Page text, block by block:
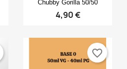
Chubby Gorilla 50/50
4,90 €
favorite_border